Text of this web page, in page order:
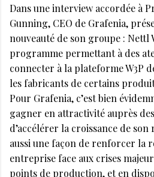
Dans une interview accordée à
Gunning, CEO de Grafenia,
nouveauté de son groupe : Nettl
programme permettant à des
connecter à la plateforme W3P
les fabricants de certains
Pour Grafenia, c’est bien
gagner en attractivité auprès
d’accélérer la croissance de son
aussi une façon de renforcer la
entreprise face aux crises
points de production, et en